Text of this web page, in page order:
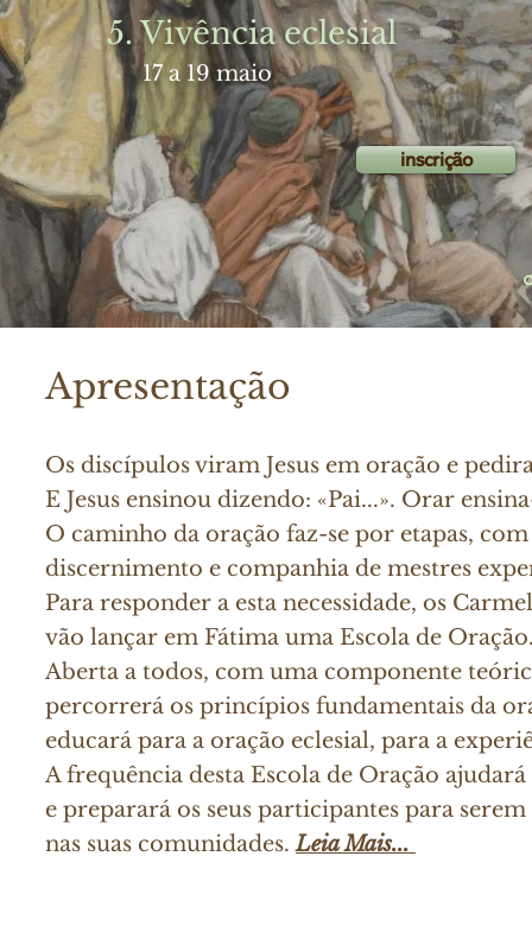
5. Vivência eclesial
17 a 19 maio
inscrição
Apresentação
Os discípulos viram Jesus em oração e
E Jesus ensinou dizendo: «Pai...». Orar
O caminho da oração faz-se por etapas,
discernimento e companhia de mestres
Para responder a esta necessidade, os
vão lançar em Fátima uma Escola de
Aberta a todos, com uma componente
percorrerá os princípios fundamentais da
educará para a oração eclesial, para a
A frequência desta Escola de Oração
e preparará os seus participantes para
nas suas comunidades.Leia Mais...